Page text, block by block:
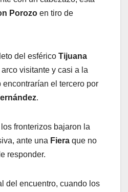
Porozo en tiro de
del esférico Tijuana
visitante y casi a la
encontrarían el tercero por
.
fronterizos bajaron la
ante una Fiera que no
responder.
del encuentro, cuando los